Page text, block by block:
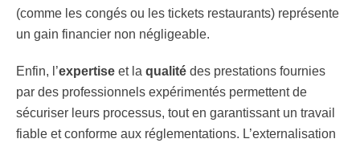
(comme les congés ou les tickets restaurants) représente
un gain financier non négligeable.
Enfin, l’expertise et la qualité des prestations fournies
par des professionnels expérimentés permettent de
sécuriser leurs processus, tout en garantissant un travail
fiable et conforme aux réglementations. L’externalisation